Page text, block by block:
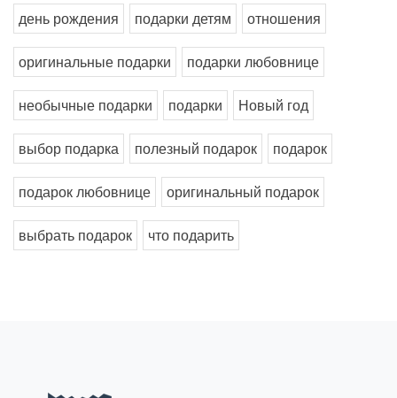
день рождения подарки детям отношения
оригинальные подарки подарки любовнице
необычные подарки подарки Новый год
выбор подарка полезный подарок подарок
подарок любовнице оригинальный подарок
выбрать подарок что подарить